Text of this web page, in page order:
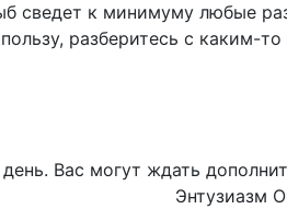
сведет к минимуму любые
пользу, разберитесь с каким-
Вас могут ждать
Энтузиазм